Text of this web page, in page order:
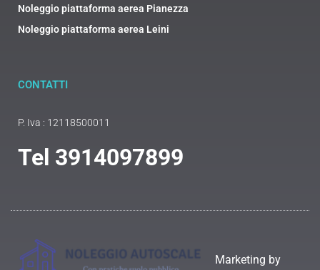
Noleggio piattaforma aerea Pianezza
Noleggio piattaforma aerea Leini
CONTATTI
P. Iva : 12118500011
Tel 3914097899
Marketing by